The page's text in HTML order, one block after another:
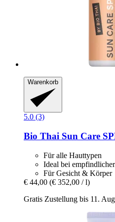
Warenkorb
5.0 (3)
Bio Thai Sun Care
Für alle Hauttypen
Ideal bei
Für Gesicht & Körper
€ 44,00 (€ 352,00 / l)
Gratis Zustellung bis 11.